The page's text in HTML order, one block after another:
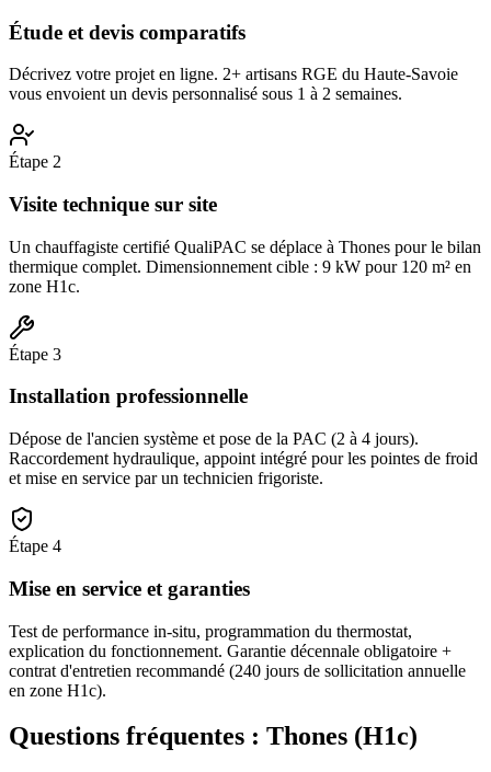
Étude et devis comparatifs
Décrivez votre projet en ligne. 2+ artisans RGE du Haute-Savoie
vous envoient un devis personnalisé sous 1 à 2 semaines.
Étape 2
Visite technique sur site
Un chauffagiste certifié QualiPAC se déplace à Thones pour le bilan
thermique complet. Dimensionnement cible : 9 kW pour 120 m² en
zone H1c.
Étape 3
Installation professionnelle
Dépose de l'ancien système et pose de la PAC (2 à 4 jours).
Raccordement hydraulique, appoint intégré pour les pointes de froid
et mise en service par un technicien frigoriste.
Étape 4
Mise en service et garanties
Test de performance in-situ, programmation du thermostat,
explication du fonctionnement. Garantie décennale obligatoire +
contrat d'entretien recommandé (240 jours de sollicitation annuelle
en zone H1c).
Questions fréquentes : Thones (H1c)